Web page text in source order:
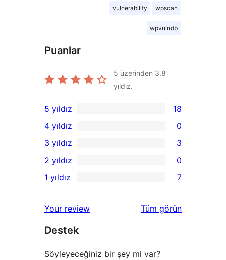
vulnerability wpscan
wpvulndb
Puanlar
5 üzerinden 3.8
yıldız.
18
5
yıldızlı
inceleme
5 yıldız 18
4
yıldızlı
inceleme
4 yıldız 0
3
3
yıldızlı
3 yıldız 3
2
inceleme
2 yıldız 0
yıldızlı
inceleme
1 yıldız 7
Your review Tüm değerlendirmeleri
görün
Destek
Söyleyeceğiniz bir şey mi var?